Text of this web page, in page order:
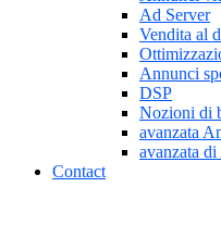
Ad Server
Vendita al
Annunci
DSP
Nozioni di
avanzata
avanzata
Contact